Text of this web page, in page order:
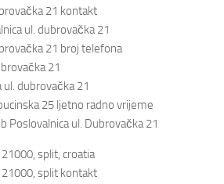
21 kontakt
ul. dubrovačka 21
21 broj telefona
21
dubrovačka 21
25 ljetno radno vrijeme
Poslovalnica ul. Dubrovačka 21
split, croatia
split kontakt